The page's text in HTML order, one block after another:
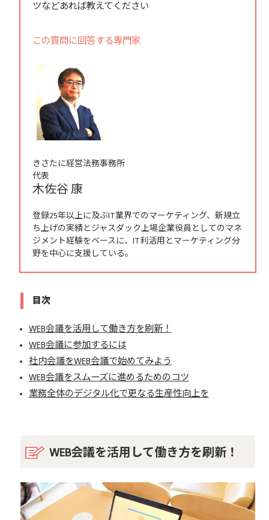
ツなどあれば教えてください
この質問に回答する専門家
きさたに経営法務事務所
代表
木佐谷 康
登録25年以上に及ぶIT業界でのマーケティング、新規立
ち上げの実績とジャスダック上場企業役員としてのマネ
ジメント経験をベースに、IT利活用とマーケティング分
野を中心に支援している。
目次
WEB会議を活用して働き方を刷新！
WEB会議に参加するには
社内会議をWEB会議で始めてみよう
WEB会議をスムーズに進めるためのコツ
業務全体のデジタル化で更なる生産性向上を
WEB会議を活用して働き方を刷新！